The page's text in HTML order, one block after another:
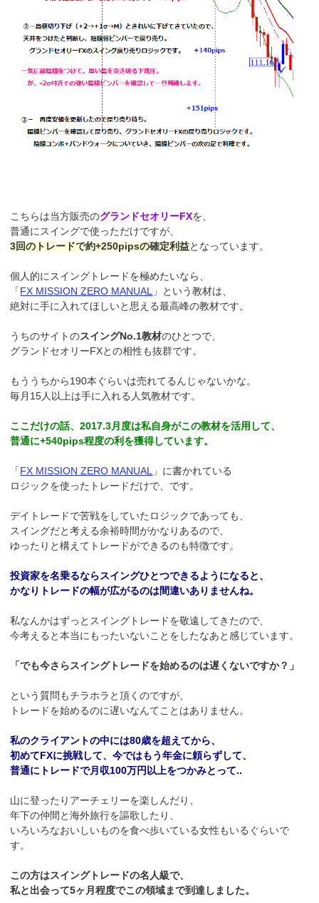
こちらは当方販売のグランドセオリーFXを、
普通にスイングで使っただけですが、
3回のトレードで約+250pipsの確定利益となっています。
個人的にスイングトレードを極めたいなら、
「FX MISSION ZERO MANUAL 」という教材は、
絶対に手に入れてほしいと思える最高峰の教材です。
うちのサイトのスイングNo.1教材のひとつで、
グランドセオリーFXとの相性も抜群です。
もううちから190本ぐらいは売れてるんじゃないかな。
毎月15人以上は手に入れる人気教材です。
ここだけの話、2017.3月度は私自身がこの教材を活用して、
普通に+540pips程度の利を獲得しています。
「FX MISSION ZERO MANUAL 」に書かれている
ロジックを使ったトレードだけで、です。
デイトレードで苦戦をしていたロジックであっても、
スイングだと考える余裕時間がかなりあるので、
ゆったりと構えてトレードができるのも特徴です。
投資家を名乗るならスイングひとつできるようになると、
かなりトレードの幅が広がるのは間違いありませんね。
私なんかはずっとスイングトレードを敬遠してきたので、
今考えると本当にもったいないことをしたなあと感じています。
「でも今さらスイングトレードを始めるのは遅くないですか？」
という質問もチラホラと頂くのですが、
トレードを始めるのに遅いなんてことはありません。
私のクライアントの中には80歳を超えてから、
初めてFXに挑戦して、今ではもう年金に頼らずして、
普通にトレードで月収100万円以上をつかみとって..
山に登ったりアーチェリーを楽しんだり、
年下の仲間と海外旅行を謳歌したり、
いろいろなおいしいものを食べ歩いている女性もいるぐらいで
す。
この方はスイングトレードの名人級で、
私と出会って5ヶ月程度でこの領域まで到達しました。